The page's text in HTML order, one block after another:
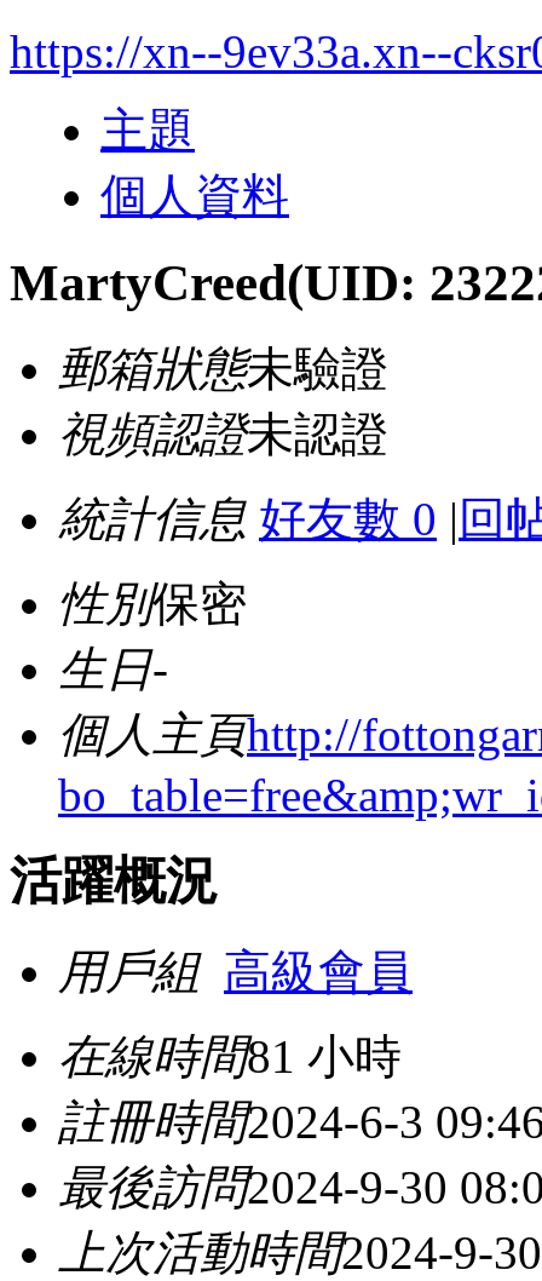
https://xn--9ev33a.xn--
主題
個人資料
MartyCreed(UID:
郵箱狀態未驗證
視頻認證未認證
統計信息 好友數 0 | 回
性別保密
生日-
個人主頁http://
活躍概況
用戶組 高級會員
在線時間81 小時
註冊時間2024-6-3
最後訪問2024-9-30
上次活動時間2024-9-